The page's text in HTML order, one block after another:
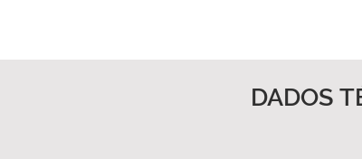
DADOS